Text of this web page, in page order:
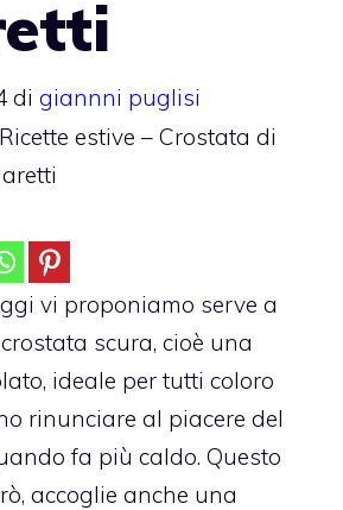
di giannni puglisi
Ricette estive – Crostata di
vi proponiamo serve a
scura, cioè una
ideale per tutti coloro
rinunciare al piacere del
fa più caldo. Questo
accoglie anche una